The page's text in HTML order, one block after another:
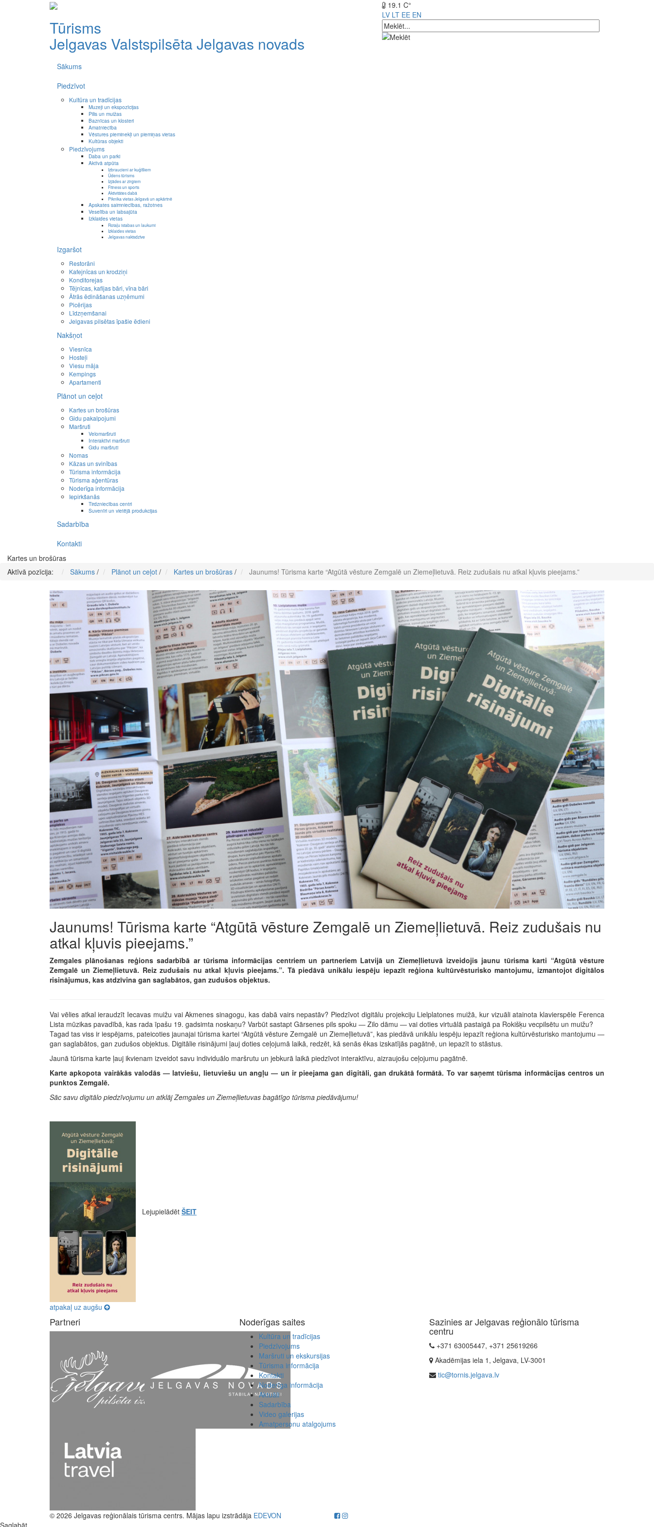
Tūrisms
Jelgavas Valstspilsēta Jelgavas novads
19.1 C°
LV LT EE EN
Sākums
Piedzīvot
Kultūra un tradīcijas
Muzeji un ekspozīcijas
Pilis un muižas
Baznīcas un klosteri
Amatniecība
Vēstures pieminekļi un piemiņas vietas
Kultūras objekti
Piedzīvojums
Daba un parki
Aktīvā atpūta
Izbraucieni ar kuģīšiem
Ūdens tūrisms
Izjādes ar zirgiem
Fitness un sports
Aktivitātes dabā
Piknika vietas Jelgavā un apkārtnē
Apskates saimniecības, ražotnes
Veselība un labsajūta
Izklaides vietas
Rotaļu istabas un laukumi
Izklaides vietas
Jelgavas naktsdzīve
Izgaršot
Restorāni
Kafejnīcas un krodziņi
Konditorejas
Tējnīcas, kafijas bāri, vīna bāri
Ātrās ēdināšanas uzņēmumi
Picērijas
Līdzņemšanai
Jelgavas pilsētas īpašie ēdieni
Nakšņot
Viesnīca
Hosteļi
Viesu māja
Kempings
Apartamenti
Plānot un ceļot
Kartes un brošūras
Gidu pakalpojumi
Maršruti
Velomaršruti
Interaktīvi maršruti
Gidu maršruti
Nomas
Kāzas un svinības
Tūrisma informācija
Tūrisma aģentūras
Noderīga informācija
Iepirkšanās
Tirdzniecības centri
Suvenīri un vietējā produkcijas
Sadarbība
Kontakti
Kartes un brošūras
Aktīvā pozīcija:
Sākums / Plānot un ceļot / Kartes un brošūras / Jaunums! Tūrisma karte “Atgūtā vēsture Zemgalē un Ziemeļlietuvā. Reiz zudušais nu atkal kļuvis pieejams.”
Jaunums! Tūrisma karte “Atgūtā vēsture Zemgalē un Ziemeļlietuvā. Reiz zudušais nu
atkal kļuvis pieejams.”
Zemgales plānošanas reģions sadarbībā ar tūrisma informācijas centriem un partneriem Latvijā un Ziemeļlietuvā izveidojis jaunu tūrisma karti “Atgūtā vēsture
Zemgalē un Ziemeļlietuvā. Reiz zudušais nu atkal kļuvis pieejams.”. Tā piedāvā unikālu iespēju iepazīt reģiona kultūrvēsturisko mantojumu, izmantojot digitālos
risinājumus, kas atdzīvina gan saglabātos, gan zudušos objektus.
Vai vēlies atkal ieraudzīt Iecavas muižu vai Akmenes sinagogu, kas dabā vairs nepastāv? Piedzīvot digitālu projekciju Lielplatones muižā, kur vizuāli atainota klavierspēle Ferenca
Lista mūzikas pavadībā, kas rada īpašu 19. gadsimta noskaņu? Varbūt sastapt Gārsenes pils spoku — Zilo dāmu — vai doties virtuālā pastaigā pa Rokišķu vecpilsētu un muižu?
Tagad tas viss ir iespējams, pateicoties jaunajai tūrisma kartei “Atgūtā vēsture Zemgalē un Ziemeļlietuvā”, kas piedāvā unikālu iespēju iepazīt reģiona kultūrvēsturisko mantojumu —
gan saglabātos, gan zudušos objektus. Digitālie risinājumi ļauj doties ceļojumā laikā, redzēt, kā senās ēkas izskatījās pagātnē, un iepazīt to stāstus.
Jaunā tūrisma karte ļauj ikvienam izveidot savu individuālo maršrutu un jebkurā laikā piedzīvot interaktīvu, aizraujošu ceļojumu pagātnē.
Karte apkopota vairākās valodās — latviešu, lietuviešu un angļu — un ir pieejama gan digitāli, gan drukātā formātā. To var saņemt tūrisma informācijas centros un
punktos Zemgalē.
Sāc savu digitālo piedzīvojumu un atklāj Zemgales un Ziemeļlietuvas bagātīgo tūrisma piedāvājumu!
Lejupielādēt ŠEIT
atpakaļ uz augšu
Partneri Noderīgas saites
Kultūra un tradīcijas
Piedzīvojums
Maršruti un ekskursijas
Tūrisma informācija
Kontakti
Noderīga informācija
Aktuāli
Sadarbība
Video galerijas
Amatpersonu atalgojums
Sazinies ar Jelgavas reģionālo tūrisma
centru
+371 63005447, +371 25619266
Akadēmijas iela 1, Jelgava, LV-3001
tic@tornis.jelgava.lv
© 2026 Jelgavas reģionālais tūrisma centrs. Mājas lapu izstrādāja EDEVON